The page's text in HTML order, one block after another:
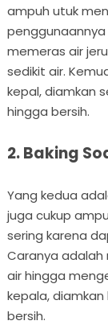
ampuh utuk
memeras air
sedikit air.
kepal, diamkan
hingga bersih.
2. Baking
Yang kedua
juga cukup
sering karena
Caranya adalah
air hingga
kepala,
bersih.